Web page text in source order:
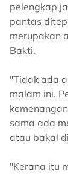
pelengkap
pantas
merupakan
Bakti.
"Tidak ada
malam ini.
sama ada
atau bakal
"Kerana itu